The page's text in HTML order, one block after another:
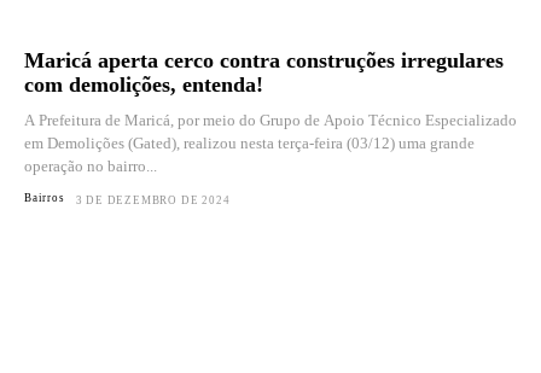
Maricá aperta cerco contra construções irregulares
com demolições, entenda!
A Prefeitura de Maricá, por meio do Grupo de Apoio Técnico Especializado
em Demolições (Gated), realizou nesta terça-feira (03/12) uma grande
operação no bairro...
Bairros 3 DE DEZEMBRO DE 2024